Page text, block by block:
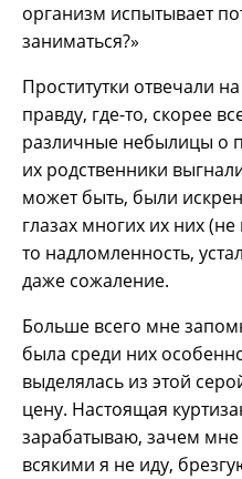
организм испытывает
заниматься?»
Проститутки отвечали
правду, где-то, скорее
различные небылицы о
их родственники
может быть, были
глазах многих их них
то надломленность,
даже сожаление.
Больше всего мне
была среди них
выделялась из этой
цену. Настоящая
зарабатываю, зачем мне
всякими я не иду,